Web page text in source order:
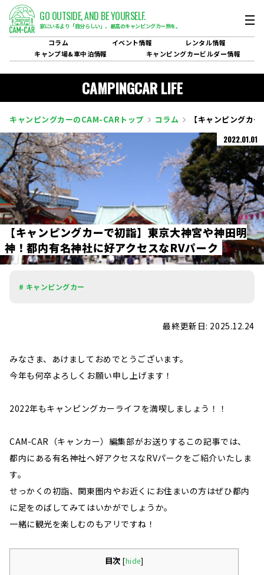
GO OUTSIDE,AND BE YOURSELF.
家にいるより「自分らしい」、 最高のキャンピングカー旅を。
コラム イベント情報 レンタル情報
キャンプ場&車中泊情報 キャンピングカービルダー情報
CAMPINGCAR LIFE
キャンピングカーのCAM-CARトップ コラム 【キャンピングカ
2022.01.01
【キャンピングカーで初詣】 東京大神宮や神田明
神 ！都内有名神社に好アクセスなRVパーク
# キャンピングカー
最終更新日: 2025.12.24
みなさま、あけましておめでとうございます。
今年も何卒よろしくお願い申し上げます！
2022年もキャンピングカーライフを満喫しましょう！！
CAM-CAR（キャンカー）編集部がお送りするこの記事では、
都内にある有名神社へ好アクセスなRVパークをご紹介いたしま
す。
せっかくの初詣、関東圏内やお近くにお住まいの方はぜひ都内
に足をのばしてみてはいかがでしょうか。
一緒に観光を楽しむのもアリですね！
目次 [hide]